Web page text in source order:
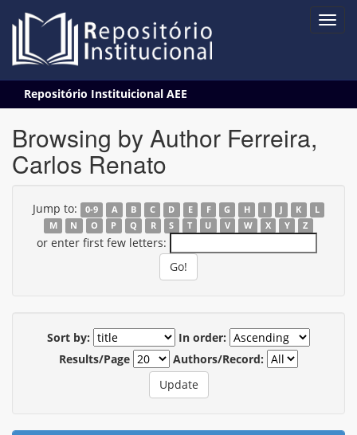
navigation
Repositório Instituicional AEE
Browsing by Author Ferreira,
Carlos Renato
Jump to: 0-9 A B C D E F G H I J K
L
M
N O P Q R S T U V W X Y Z
or enter first few letters:
Sort by:
In order:
Results/Page
Authors/Record: